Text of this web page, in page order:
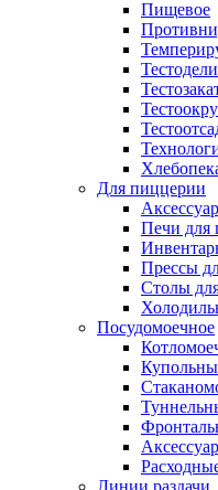
Пищевое
Для пиццерии
Печи для
Прессы
Столы
Посудомоечное
Линии раздачи